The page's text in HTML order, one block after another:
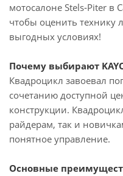
мотосалоне Stels‑Piter в
чтобы оценить технику
выгодных условиях!
Почему выбирают
Квадроцикл завоевал
сочетанию доступной
конструкции.
райдерам, так и
понятное управление.
Основные